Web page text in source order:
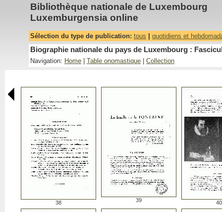
Bibliothèque nationale de Luxembourg
Luxemburgensia online
Sélection du type de publication: tous quotidiens et
Biographie nationale du pays de Luxembourg :
Navigation: Home Table onomastique Collection
38 39 40